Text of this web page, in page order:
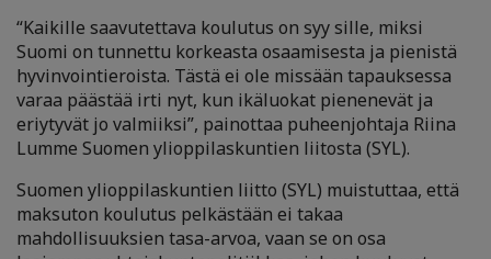
“Kaikille saavutettava koulutus on syy sille, miksi
Suomi on tunnettu korkeasta osaamisesta ja pienistä
hyvinvointieroista. Tästä ei ole missään tapauksessa
varaa päästää irti nyt, kun ikäluokat pienenevät ja
eriytyvät jo valmiiksi”, painottaa puheenjohtaja Riina
Lumme Suomen ylioppilaskuntien liitosta (SYL).
Suomen ylioppilaskuntien liitto (SYL) muistuttaa, että
maksuton koulutus pelkästään ei takaa
mahdollisuuksien tasa-arvoa, vaan se on osa